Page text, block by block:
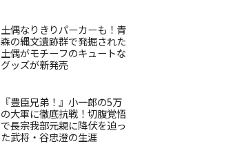
土偶なりきりパーカーも！青
森の縄文遺跡群で発掘された
土偶がモチーフのキュートな
グッズが新発売
『豊臣兄弟！』小一郎の5万
の大軍に徹底抗戦！切腹覚悟
で長宗我部元親に降伏を迫っ
た武将・谷忠澄の生涯